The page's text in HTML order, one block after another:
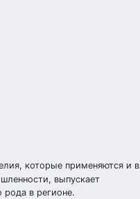
которые применяются и в
выпускает
в регионе.